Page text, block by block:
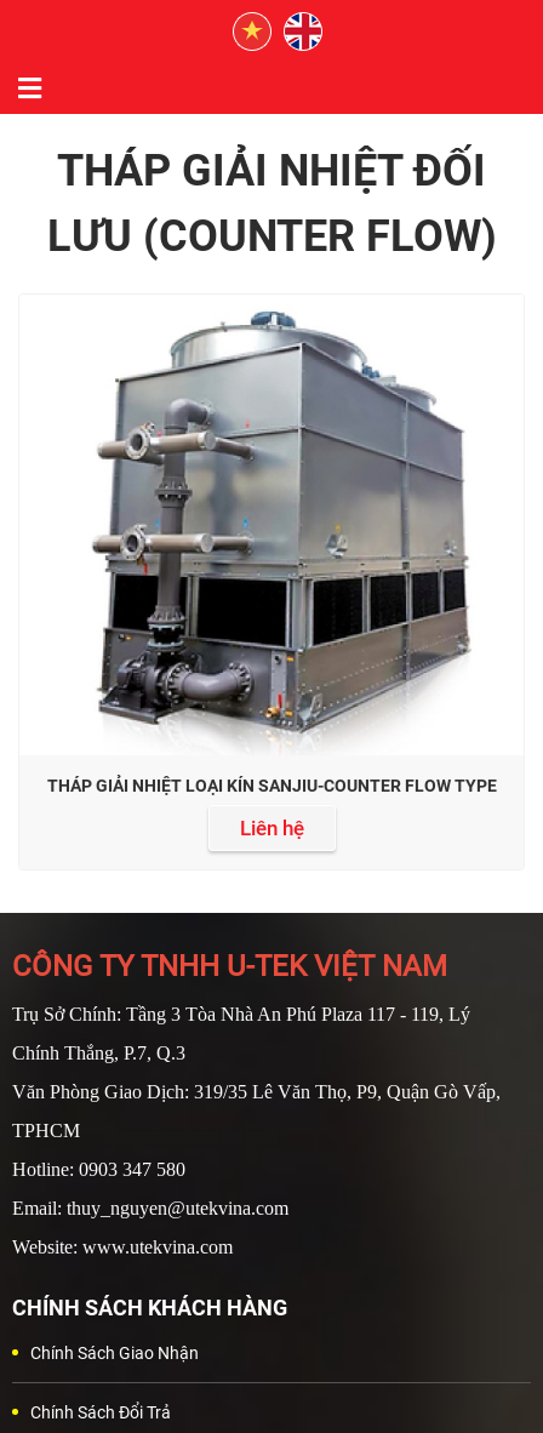
THÁP GIẢI NHIỆT ĐỐI
LƯU (COUNTER FLOW)
THÁP GIẢI NHIỆT LOẠI KÍN SANJIU-COUNTER FLOW TYPE
Liên hệ
CÔNG TY TNHH U-TEK VIỆT NAM
Trụ Sở Chính: Tầng 3 Tòa Nhà An Phú Plaza 117 - 119, Lý
Chính Thắng, P.7, Q.3
Văn Phòng Giao Dịch: 319/35 Lê Văn Thọ, P9, Quận Gò Vấp,
TPHCM
Hotline: 0903 347 580
Email: thuy_nguyen@utekvina.com
Website: www.utekvina.com
CHÍNH SÁCH KHÁCH HÀNG
Chính Sách Giao Nhận
Chính Sách Đổi Trả